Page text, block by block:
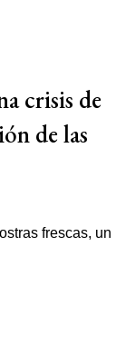
crisis de
de las